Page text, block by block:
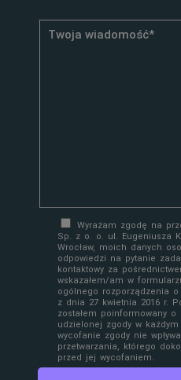
Wyrażam zgodę na
Sp. z o. o. ul. Eugeniusza
Wrocław, moich danych
odpowiedzi na pytanie
kontaktowy za
wskazałem/am w
ogólnego rozporządzenia
z dnia 27 kwietnia 2016 r.
zostałem poinformowany
udzielonej zgody w
wycofanie zgody nie
przetwarzania, którego
przed jej wycofaniem.